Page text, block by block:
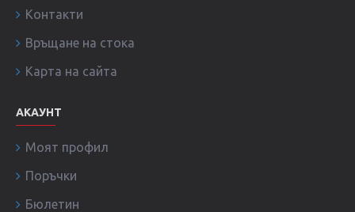
Контакти
Връщане на стока
Карта на сайта
АКАУНТ
Моят профил
Поръчки
Бюлетин